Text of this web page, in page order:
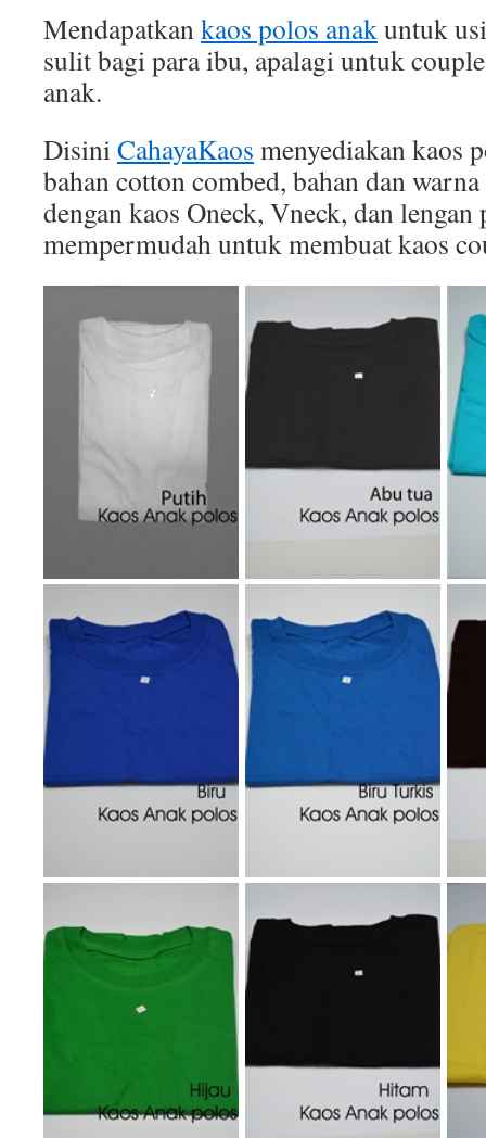
Mendapatkan kaos polos anak untuk
sulit bagi para ibu, apalagi untuk
anak.
Disini CahayaKaos menyediakan kaos
bahan cotton combed, bahan dan
dengan kaos Oneck, Vneck, dan
mempermudah untuk membuat kaos